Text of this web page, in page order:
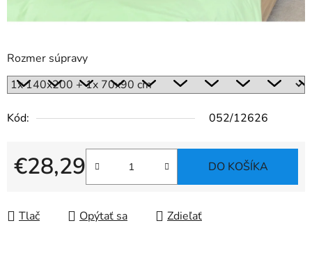
Rozmer súpravy
Kód: 052/12626
€28,29
Jednotková cena:
DO KOŠÍKA
Tlač Opýtať sa Zdieľať